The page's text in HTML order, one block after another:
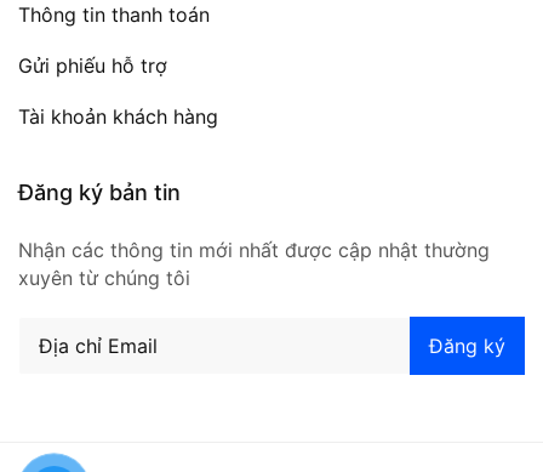
Thông tin thanh toán
Gửi phiếu hỗ trợ
Tài khoản khách hàng
Đăng ký bản tin
Nhận các thông tin mới nhất được cập nhật thường
xuyên từ chúng tôi